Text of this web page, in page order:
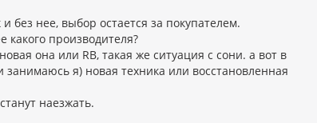
без нее, выбор остается за покупателем.
какого производителя?
она или RB, такая же ситуация с сони. а вот в
я) новая техника или восстановленная
наезжать.